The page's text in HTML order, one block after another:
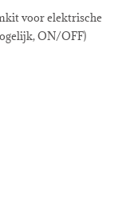
voor elektrische
ON/OFF)